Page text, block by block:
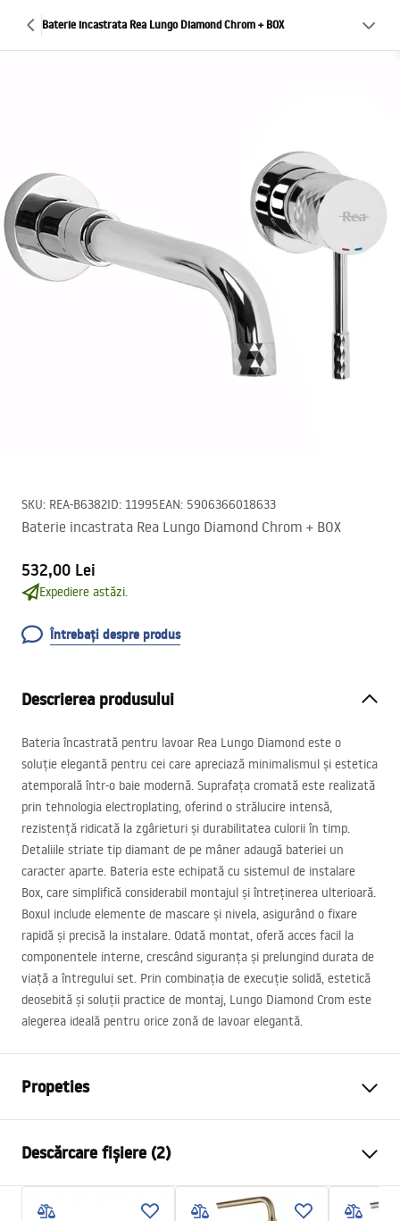
Baterie incastrata Rea Lungo Diamond Chrom + BOX
SKU: REA-B6382ID: 11995EAN: 5906366018633
Baterie incastrata Rea Lungo Diamond Chrom + BOX
532,00 Lei
Expediere astăzi.
Întrebați despre produs
Descrierea produsului
Bateria încastrată pentru lavoar Rea Lungo Diamond este o
soluție elegantă pentru cei care apreciază minimalismul și estetica
atemporală într-o baie modernă. Suprafața cromată este realizată
prin tehnologia electroplating, oferind o strălucire intensă,
rezistență ridicată la zgârieturi și durabilitatea culorii în timp.
Detaliile striate tip diamant de pe mâner adaugă bateriei un
caracter aparte. Bateria este echipată cu sistemul de instalare
Box, care simplifică considerabil montajul și întreținerea ulterioară.
Boxul include elemente de mascare și nivela, asigurând o fixare
rapidă și precisă la instalare. Odată montat, oferă acces facil la
componentele interne, crescând siguranța și prelungind durata de
viață a întregului set. Prin combinația de execuție solidă, estetică
deosebită și soluții practice de montaj, Lungo Diamond Crom este
alegerea ideală pentru orice zonă de lavoar elegantă.
Propeties
Metodă de montaj
Montată pe perete , Îngropată
în perete
Culoare
Crom
Descărcare fișiere (2)
Instrukcja montażu